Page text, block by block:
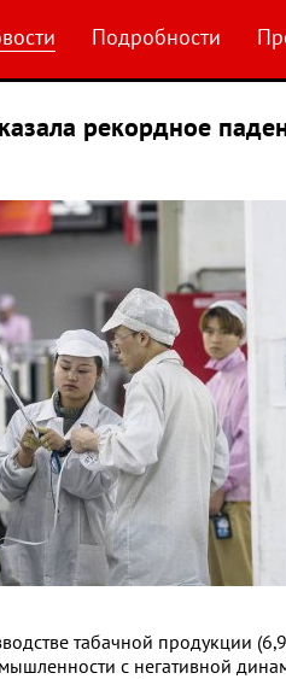
Подробности
рекордное
табачной продукции
с негативной